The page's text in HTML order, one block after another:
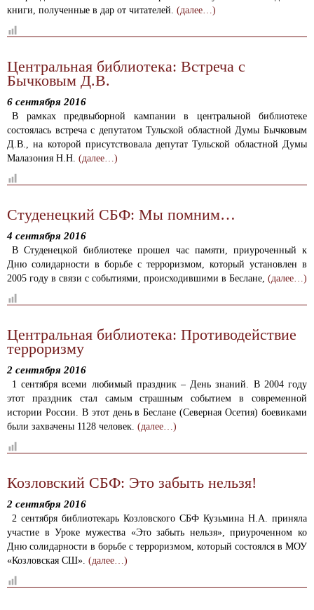
книги, полученные в дар от читателей. (далее…)
Центральная библиотека: Встреча с
Бычковым Д.В.
6 сентября 2016
В рамках предвыборной кампании в центральной библиотеке
состоялась встреча с депутатом Тульской областной Думы Бычковым
Д.В., на которой присутствовала депутат Тульской областной Думы
Малазония Н.Н. (далее…)
Студенецкий СБФ: Мы помним…
4 сентября 2016
В Студенецкой библиотеке прошел час памяти, приуроченный к
Дню солидарности в борьбе с терроризмом, который установлен в
2005 году в связи с событиями, происходившими в Беслане, (далее…)
Центральная библиотека: Противодействие
терроризму
2 сентября 2016
1 сентября всеми любимый праздник – День знаний. В 2004 году
этот праздник стал самым страшным событием в современной
истории России. В этот день в Беслане (Северная Осетия) боевиками
были захвачены 1128 человек. (далее…)
Козловский СБФ: Это забыть нельзя!
2 сентября 2016
2 сентября библиотекарь Козловского СБФ Кузьмина Н.А. приняла
участие в Уроке мужества «Это забыть нельзя», приуроченном ко
Дню солидарности в борьбе с терроризмом, который состоялся в МОУ
«Козловская СШ». (далее…)